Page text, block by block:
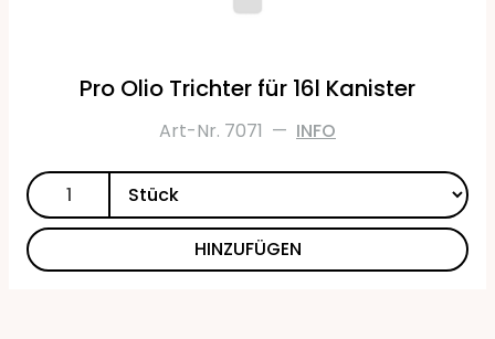
Pro Olio Trichter für 16l Kanister
Art-Nr. 7071 — INFO
HINZUFÜGEN